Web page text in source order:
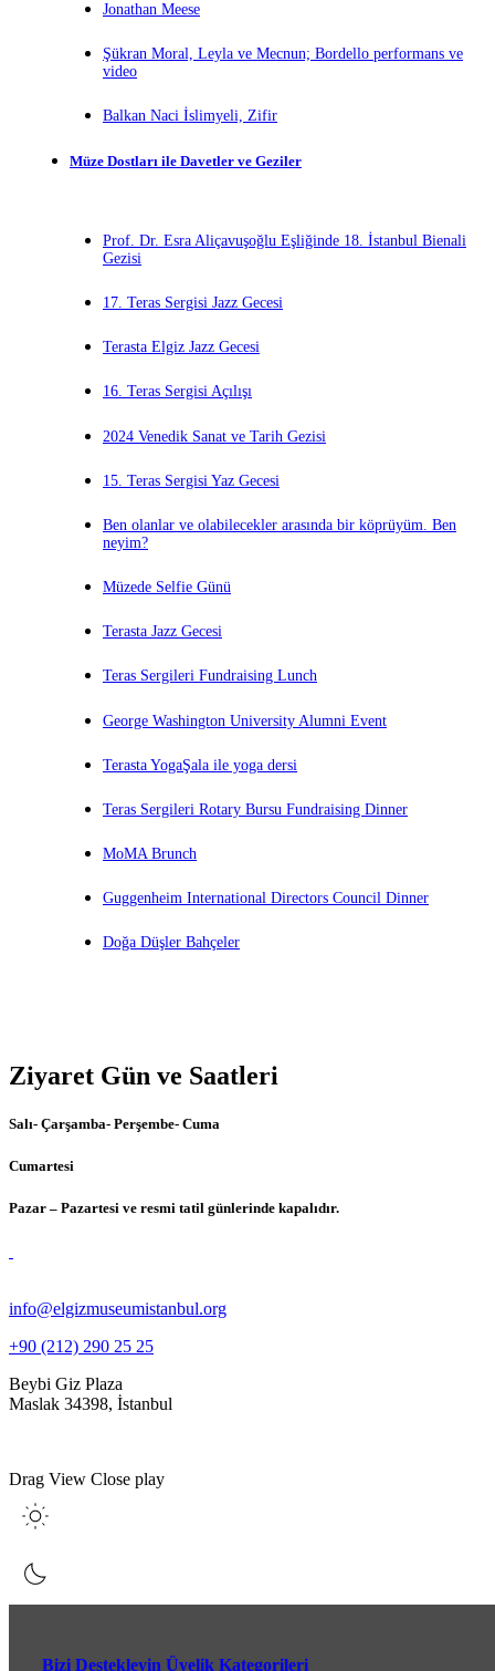
Jonathan Meese
Şükran Moral, Leyla ve Mecnun; Bordello performans ve
video
Balkan Naci İslimyeli, Zifir
Müze Dostları ile Davetler ve Geziler
Prof. Dr. Esra Aliçavuşoğlu Eşliğinde 18. İstanbul Bienali
Gezisi
17. Teras Sergisi Jazz Gecesi
Terasta Elgiz Jazz Gecesi
16. Teras Sergisi Açılışı
2024 Venedik Sanat ve Tarih Gezisi
15. Teras Sergisi Yaz Gecesi
Ben olanlar ve olabilecekler arasında bir köprüyüm. Ben
neyim?
Müzede Selfie Günü
Terasta Jazz Gecesi
Teras Sergileri Fundraising Lunch
George Washington University Alumni Event
Terasta YogaŞala ile yoga dersi
Teras Sergileri Rotary Bursu Fundraising Dinner
MoMA Brunch
Guggenheim International Directors Council Dinner
Doğa Düşler Bahçeler
Ziyaret Gün ve Saatleri
Salı- Çarşamba- Perşembe- Cuma
Cumartesi
Pazar – Pazartesi ve resmi tatil günlerinde kapalıdır.
info@elgizmuseumistanbul.org
+90 (212) 290 25 25
Beybi Giz Plaza
Maslak 34398, İstanbul
Drag View Close play
Bizi Destekleyin Üyelik Kategorileri